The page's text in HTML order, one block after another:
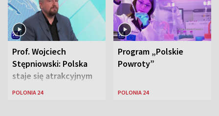
Prof. Wojciech
Stępniowski: Polska
staje się atrakcyjnym
miejscem dla
POLONIA 24
Program „Polskie
Powroty”
POLONIA 24